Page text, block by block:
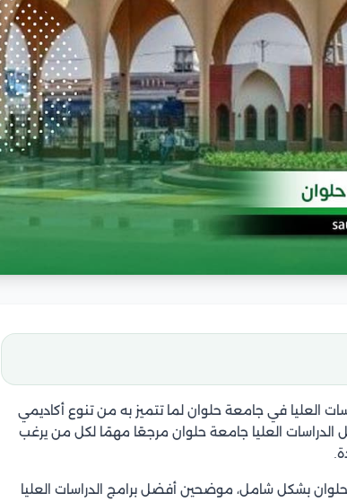
العليا في جامعة حلوان لما تتميز به من تنوع أكاديمي
الدراسات العليا جامعة حلوان مرجعًا مهمًا لكل من يرغب
بشكل شامل، موضحين أفضل برامج الدراسات العليا